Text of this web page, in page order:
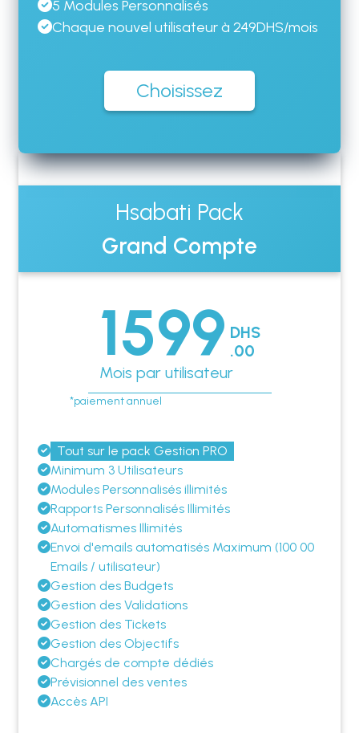
5 Modules Personnalisés
Chaque nouvel utilisateur à 249DHS/mois
Choisissez
Hsabati Pack
Grand Compte
1599 .00
DHS
Mois par utilisateur
*paiement annuel
Tout sur le pack Gestion PRO
Minimum 3 Utilisateurs
Modules Personnalisés illimités
Rapports Personnalisés Illimités
Automatismes Illimités
Envoi d'emails automatisés Maximum (100 00
Emails / utilisateur)
Gestion des Budgets
Gestion des Validations
Gestion des Tickets
Gestion des Objectifs
Chargés de compte dédiés
Prévisionnel des ventes
Accès API